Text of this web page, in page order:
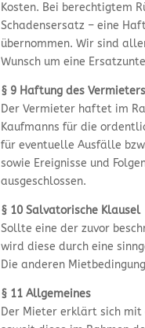
Kosten. Bei berechtigtem
Schadensersatz – eine
übernommen. Wir sind
Wunsch um eine
§ 9 Haftung des Vermieters
Der Vermieter haftet im
Kaufmanns für die
für eventuelle Ausfälle
sowie Ereignisse und
ausgeschlossen.
§ 10 Salvatorische Klausel
Sollte eine der zuvor
wird diese durch eine
Die anderen
§ 11 Allgemeines
Der Mieter erklärt sich mit